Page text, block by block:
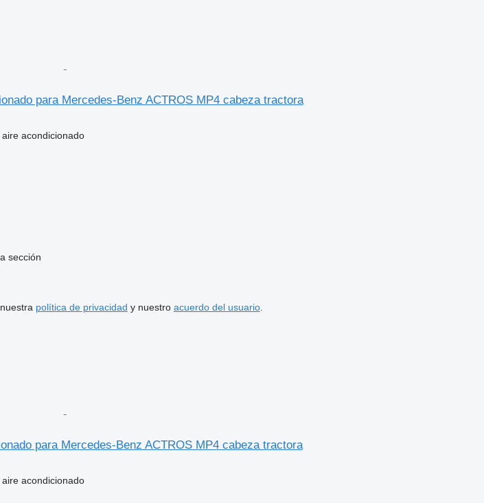
para Mercedes-Benz ACTROS MP4 cabeza tractora
acondicionado
sección
política de privacidad y nuestro acuerdo del usuario.
para Mercedes-Benz ACTROS MP4 cabeza tractora
acondicionado